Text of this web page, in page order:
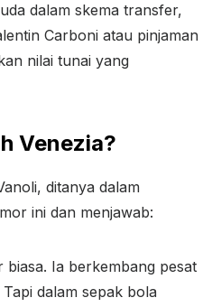
dalam skema transfer,
Carboni atau pinjaman
nilai tunai yang
Venezia?
ditanya dalam
ini dan menjawab:
biasa. Ia berkembang pesat
dalam sepak bola